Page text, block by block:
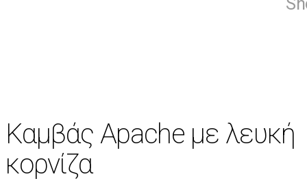
Καμβάς Apache με λευκή
κορνίζα